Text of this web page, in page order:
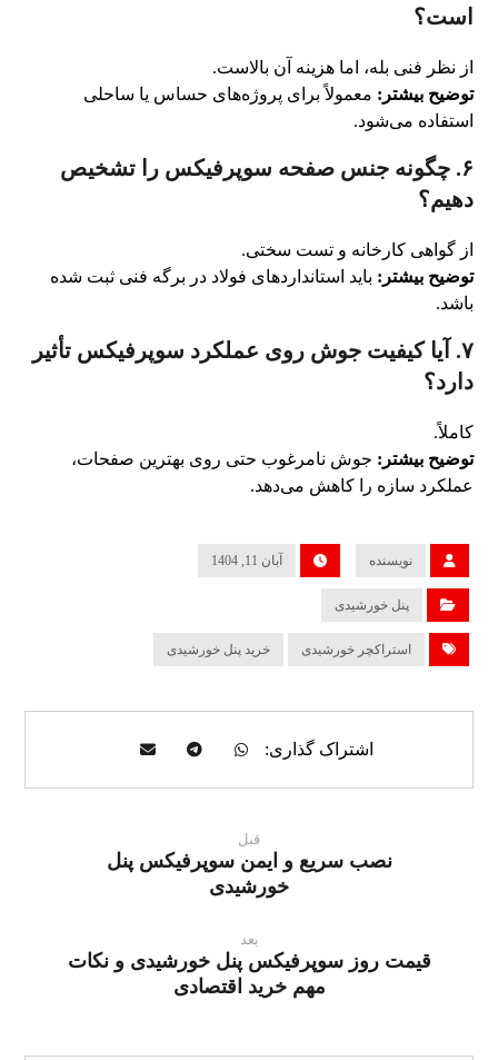
است؟
از نظر فنی بله، اما هزینه آن بالاست.
توضیح بیشتر: معمولاً برای پروژه‌های حساس یا ساحلی
استفاده می‌شود.
۶. چگونه جنس صفحه سوپرفیکس را تشخیص
دهیم؟
از گواهی کارخانه و تست سختی.
توضیح بیشتر: باید استانداردهای فولاد در برگه فنی ثبت شده
باشد.
۷. آیا کیفیت جوش روی عملکرد سوپرفیکس تأثیر
دارد؟
کاملاً.
توضیح بیشتر: جوش نامرغوب حتی روی بهترین صفحات،
عملکرد سازه را کاهش می‌دهد.
نویسنده آبان 11, 1404
پنل خورشیدی
استراکچر خورشیدی خرید پنل خورشیدی
قبل
نصب سریع و ایمن سوپرفیکس پنل
خورشیدی
بعد
قیمت روز سوپرفیکس پنل خورشیدی و نکات
مهم خرید اقتصادی